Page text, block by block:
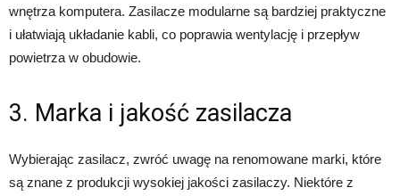
wnętrza komputera. Zasilacze modularne są bardziej praktyczne
i ułatwiają układanie kabli, co poprawia wentylację i przepływ
powietrza w obudowie.
3. Marka i jakość zasilacza
Wybierając zasilacz, zwróć uwagę na renomowane marki, które
są znane z produkcji wysokiej jakości zasilaczy. Niektóre z